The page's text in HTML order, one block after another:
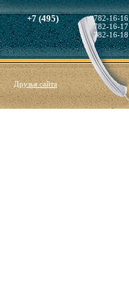
+7 (495)
782-16-16
782-16-17
782-16-18
Друзья сайта